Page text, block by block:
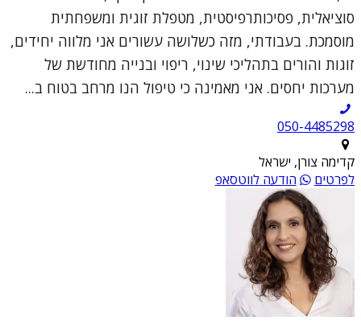
סוציאלית, פסיכותרפיסטית, מטפלת זוגית ומשפחתית
מוסמכת. בעבודתי, מזה כשלושה עשורים אני מלווה יחידים,
זוגות והורים בתהליכי שינוי, ריפוי ובנייה מחודשת של
מערכות יחסים. אני מאמינה כי טיפול הנו מרחב בטוח ב...
050-4485298
קדימה צורן, ישראל
לפרטים
הודעה לווטסאפ